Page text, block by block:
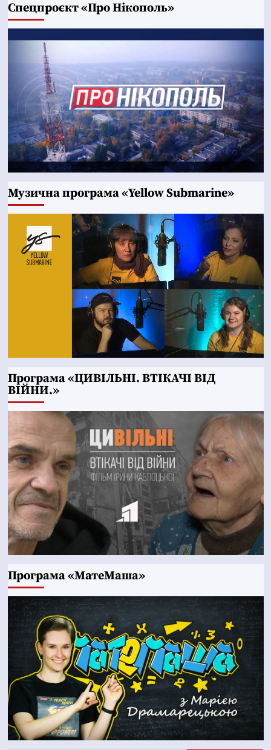
Cпецпроєкт «Про Нікополь»
Музична програма «Yellow Submarine»
Програма «ЦИВІЛЬНІ. ВТІКАЧІ ВІД
ВІЙНИ.»
Програма «МатеМаша»